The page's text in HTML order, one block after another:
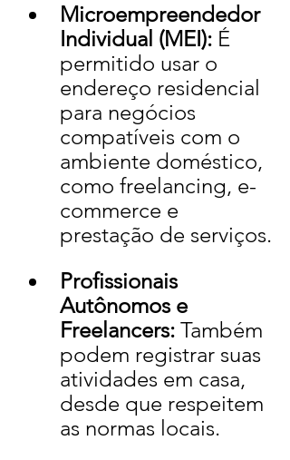
Microempreendedor
Individual (MEI): É
permitido usar o
endereço residencial
para negócios
compatíveis com o
ambiente doméstico,
como freelancing, e-
commerce e
prestação de serviços.
Profissionais
Autônomos e
Freelancers: Também
podem registrar suas
atividades em casa,
desde que respeitem
as normas locais.